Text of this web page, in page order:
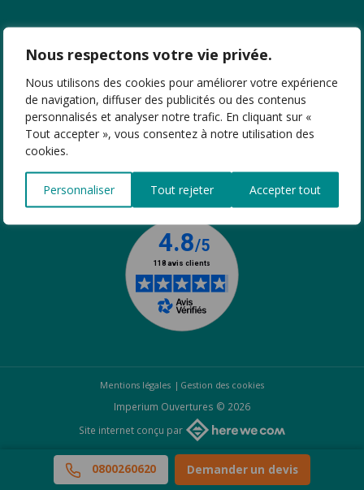
Nous respectons votre vie privée.
Nous utilisons des cookies pour améliorer votre expérience
de navigation, diffuser des publicités ou des contenus
personnalisés et analyser notre trafic. En cliquant sur «
Tout accepter », vous consentez à notre utilisation des
cookies.
Personnaliser Tout rejeter Accepter tout
0800260620 Demander un devis
PRODUITS
NOS AGENCES
Mentions légales Gestion des cookies
Imperium Ouvertures © 2026
Site internet conçu par